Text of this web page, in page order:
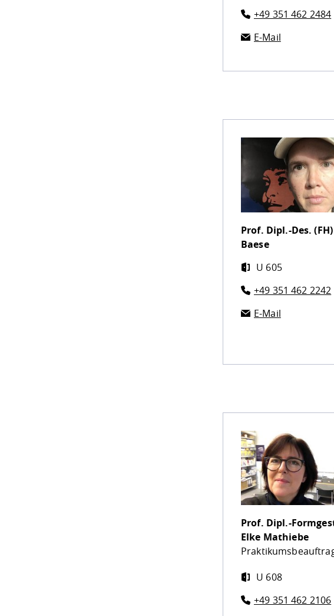
+49 351 462 2484
E-Mail
Prof. Dipl.-Des. (FH)
Baese
U 605
+49 351 462 2242
E-Mail
Prof. Dipl.-
Elke Mathiebe
U 608
+49 351 462 2106